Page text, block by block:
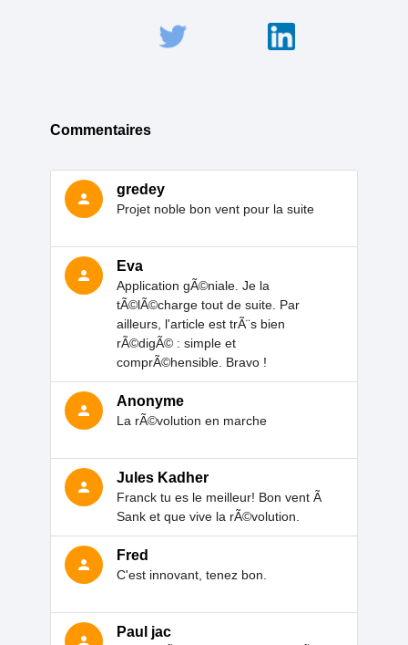
Commentaires
person
gredey
Projet noble bon vent pour la suite
person
Eva
Application gÃ©niale. Je la
tÃ©lÃ©charge tout de suite. Par
ailleurs, l'article est trÃ¨s bien
rÃ©digÃ© : simple et
comprÃ©hensible. Bravo !
person
Anonyme
La rÃ©volution en marche
person
Jules Kadher
Franck tu es le meilleur! Bon vent Ã
Sank et que vive la rÃ©volution.
person
Fred
C'est innovant, tenez bon.
person
Paul jac